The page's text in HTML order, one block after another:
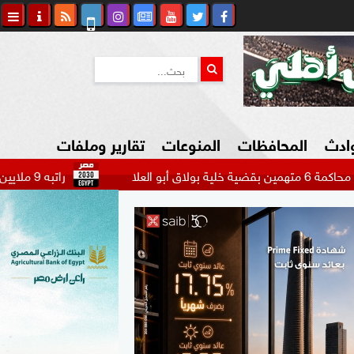
شكاوي المواطن
المحافظات المنوعات
السياحة في مصر
التكنولوجيا
المرأة والأسرة
السيارات
تقارير وملفات
راتبه 9 ملايين دولار.. بيراميدز يتحرك لضم مهاجم الاتحاد السعودي...